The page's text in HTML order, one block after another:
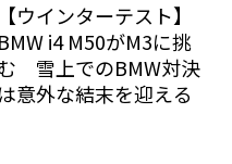
【ウインターテスト】
BMW i4 M50がM3に挑
雪上でのBMW対決
は意外な結末を迎える